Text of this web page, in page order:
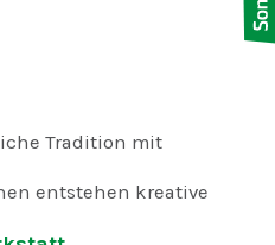
Tradition mit
entstehen kreative